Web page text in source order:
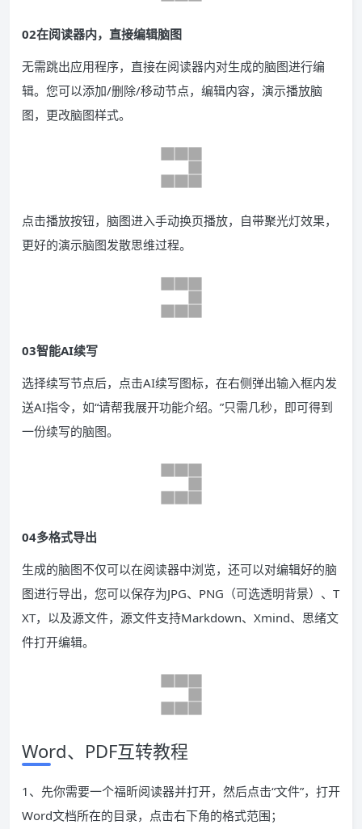
02在阅读器内，直接编辑脑图
无需跳出应用程序，直接在阅读器内对生成的脑图进行编
辑。您可以添加/删除/移动节点，编辑内容，演示播放脑
图，更改脑图样式。
点击播放按钮，脑图进入手动换页播放，自带聚光灯效果，
更好的演示脑图发散思维过程。
03智能AI续写
选择续写节点后，点击AI续写图标，在右侧弹出输入框内发
送AI指令，如“请帮我展开功能介绍。”只需几秒，即可得到
一份续写的脑图。
04多格式导出
生成的脑图不仅可以在阅读器中浏览，还可以对编辑好的脑
图进行导出，您可以保存为JPG、PNG（可选透明背景）、T
XT，以及源文件，源文件支持Markdown、Xmind、思绪文
件打开编辑。
Word、PDF互转教程
1、先你需要一个福昕阅读器并打开，然后点击“文件”，打开
Word文档所在的目录，点击右下角的格式范围；